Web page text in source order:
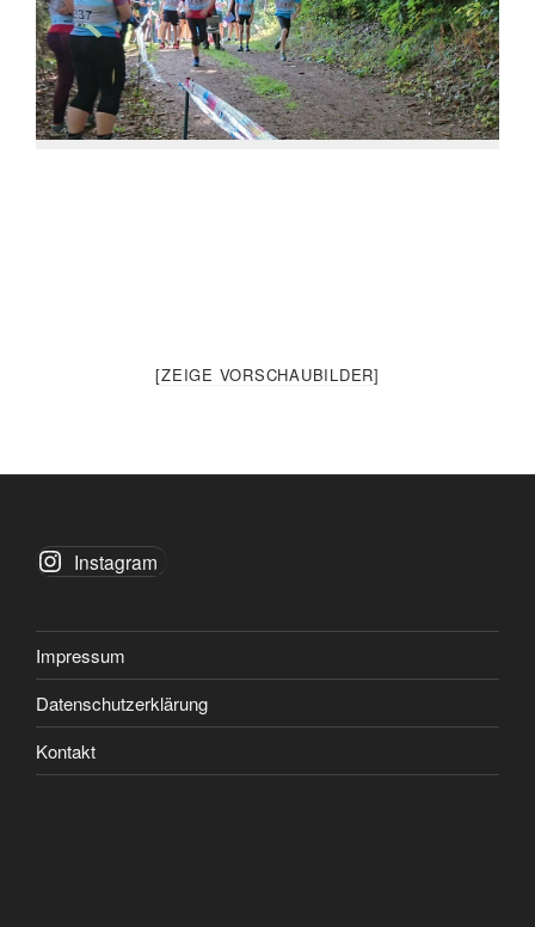
[ZEIGE VORSCHAUBILDER]
Instagram
Impressum
Datenschutzerklärung
Kontakt